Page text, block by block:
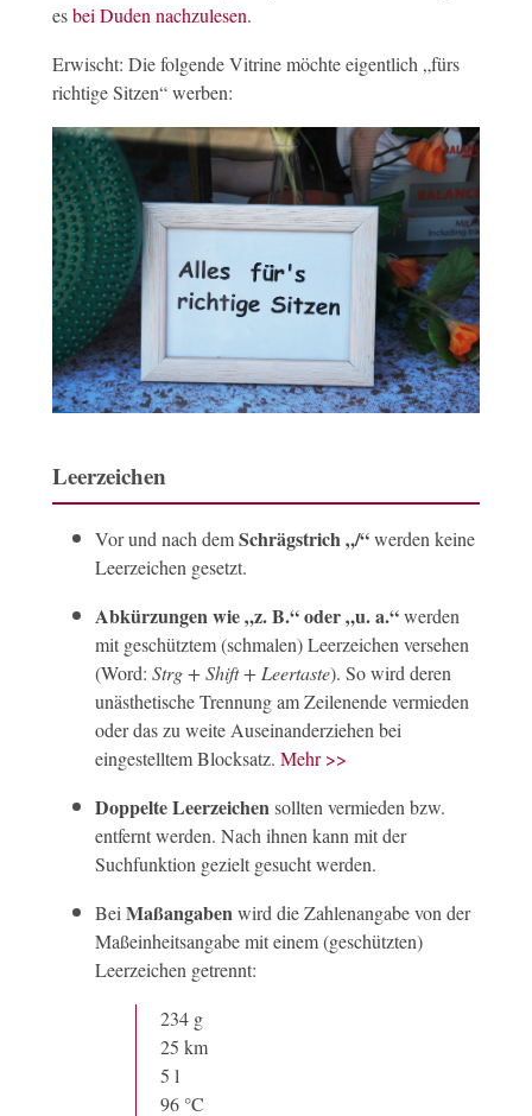
esbei Duden nachzulesen.
Erwischt: Die folgende Vitrine möchte eigentlich „fürs
richtige Sitzen“ werben:
Leerzeichen
Vor und nach demSchrägstrich „/“werden keine
Leerzeichen gesetzt.
Abkürzungen wie „z. B.“ oder „u. a.“werden
mit geschütztem (schmalen) Leerzeichen versehen
(Word: Strg + Shift + Leertaste). So wird deren
unästhetische Trennung am Zeilenende vermieden
oder das zu weite Auseinanderziehen bei
eingestelltem Blocksatz. Mehr >>
Doppelte Leerzeichen sollten vermieden bzw.
entfernt werden. Nach ihnen kann mit der
Suchfunktion gezielt gesucht werden.
Bei Maßangaben wird die Zahlenangabe von der
Maßeinheitsangabe mit einem (geschützten)
Leerzeichen getrennt:
234 g
25 km
5 l
96 °C